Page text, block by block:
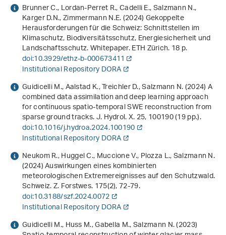
Brunner C., Lordan-Perret R., Cadelli E., Salzmann N.,
Karger D.N., Zimmermann N.E. (2024)Gekoppelte
Herausforderungen für die Schweiz: Schnittstellen im
Klimaschutz, Biodiversitätsschutz, Energiesicherheit und
Landschaftsschutz. Whitepaper. ETH Zürich. 18 p.
doi:10.3929/ethz-b-000673411
Institutional Repository DORA
Guidicelli M., Aalstad K., Treichler D., Salzmann N. (2024) A
combined data assimilation and deep learning approach
for continuous spatio-temporal SWE reconstruction from
sparse ground tracks. J. Hydrol. X.25, 100190 (19 pp.).
doi:10.1016/j.hydroa.2024.100190
Institutional Repository DORA
Neukom R., Huggel C., Muccione V., Plozza L., Salzmann N.
(2024) Auswirkungen eines kombinierten
meteorologischen Extremereignisses auf den Schutzwald.
Schweiz. Z. Forstwes.175(2), 72-79.
doi:10.3188/szf.2024.0072
Institutional Repository DORA
Guidicelli M., Huss M., Gabella M., Salzmann N. (2023)